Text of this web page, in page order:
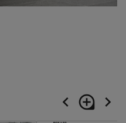
navigate_before loupe navigate_next